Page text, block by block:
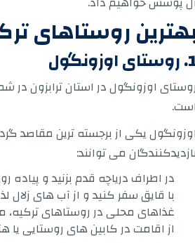
روستاهای
روستای اوزونگول در استان ترابزون
است.
اوزونگول یکی از برجسته ترین مقاصد
می توانند:
در اطراف دریاچه قدم بزنید و پیاده
با قایق سفر کنید و از آب های زلال
غذاهای محلی در روستاهای ترکیه،
از اقامت در کابین های روستایی یا